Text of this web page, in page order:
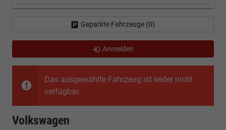
Das ausgewählte Fahrzeug ist leider nicht
verfügbar.
Volkswagen
Geparkte Fahrzeuge (0)
Anmelden